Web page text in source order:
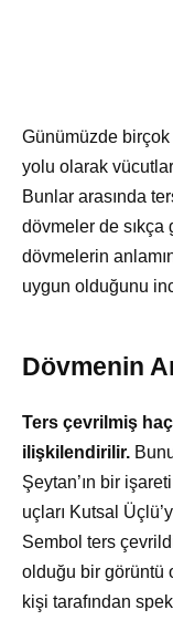
Günümüzde
yolu olarak
Bunlar arasında
dövmeler de sıkça
dövmelerin
uygun olduğunu
Dövmenin
Ters çevrilmiş
ilişkilendirilir.
Şeytan’ın bir
uçları Kutsal
Sembol ters
olduğu bir görüntü
kişi tarafından